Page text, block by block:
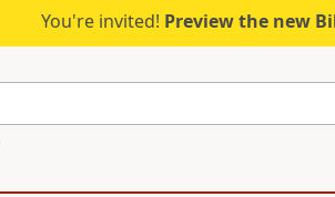
You're invited! Preview the new